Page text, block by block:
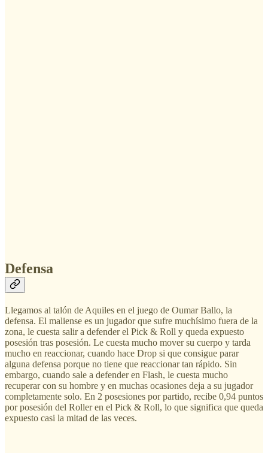
Defensa
Llegamos al talón de Aquiles en el juego de Oumar Ballo, la
defensa. El maliense es un jugador que sufre muchísimo fuera de la
zona, le cuesta salir a defender el Pick & Roll y queda expuesto
posesión tras posesión. Le cuesta mucho mover su cuerpo y tarda
mucho en reaccionar, cuando hace Drop si que consigue parar
alguna defensa porque no tiene que reaccionar tan rápido. Sin
embargo, cuando sale a defender en Flash, le cuesta mucho
recuperar con su hombre y en muchas ocasiones deja a su jugador
completamente solo. En 2 posesiones por partido, recibe 0,94 puntos
por posesión del Roller en el Pick & Roll, lo que significa que queda
expuesto casi la mitad de las veces.